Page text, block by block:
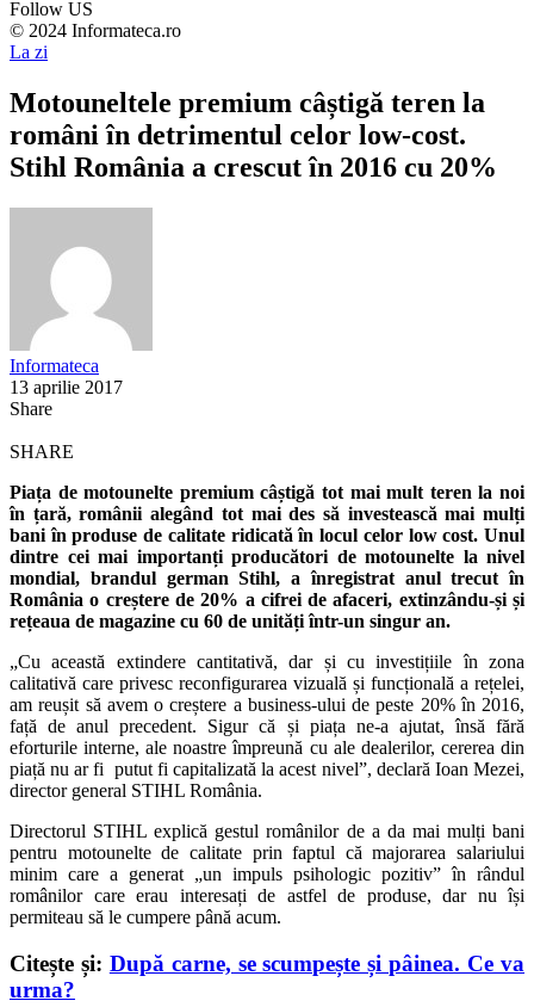
Follow US
© 2024 Informateca.ro
La zi
Motouneltele premium câștigă teren la
români în detrimentul celor low-cost.
Stihl România a crescut în 2016 cu 20%
Informateca
13 aprilie 2017
Share
SHARE
Piața de motounelte premium câștigă tot mai mult teren la noi
în țară, românii alegând tot mai des să investească mai mulți
bani în produse de calitate ridicată în locul celor low cost. Unul
dintre cei mai importanți producători de motounelte la nivel
mondial, brandul german Stihl, a înregistrat anul trecut în
România o creștere de 20% a cifrei de afaceri, extinzându-și și
rețeaua de magazine cu 60 de unități într-un singur an.
„Cu această extindere cantitativă, dar și cu investițiile în zona
calitativă care privesc reconfigurarea vizuală și funcțională a rețelei,
am reușit să avem o creștere a business-ului de peste 20% în 2016,
față de anul precedent. Sigur că și piața ne-a ajutat, însă fără
eforturile interne, ale noastre împreună cu ale dealerilor, cererea din
piață nu ar fi putut fi capitalizată la acest nivel”, declară Ioan Mezei,
director general STIHL România.
Directorul STIHL explică gestul românilor de a da mai mulți bani
pentru motounelte de calitate prin faptul că majorarea salariului
minim care a generat „un impuls psihologic pozitiv” în rândul
românilor care erau interesați de astfel de produse, dar nu își
permiteau să le cumpere până acum.
Citește și: După carne, se scumpește și pâinea. Ce va
urma?